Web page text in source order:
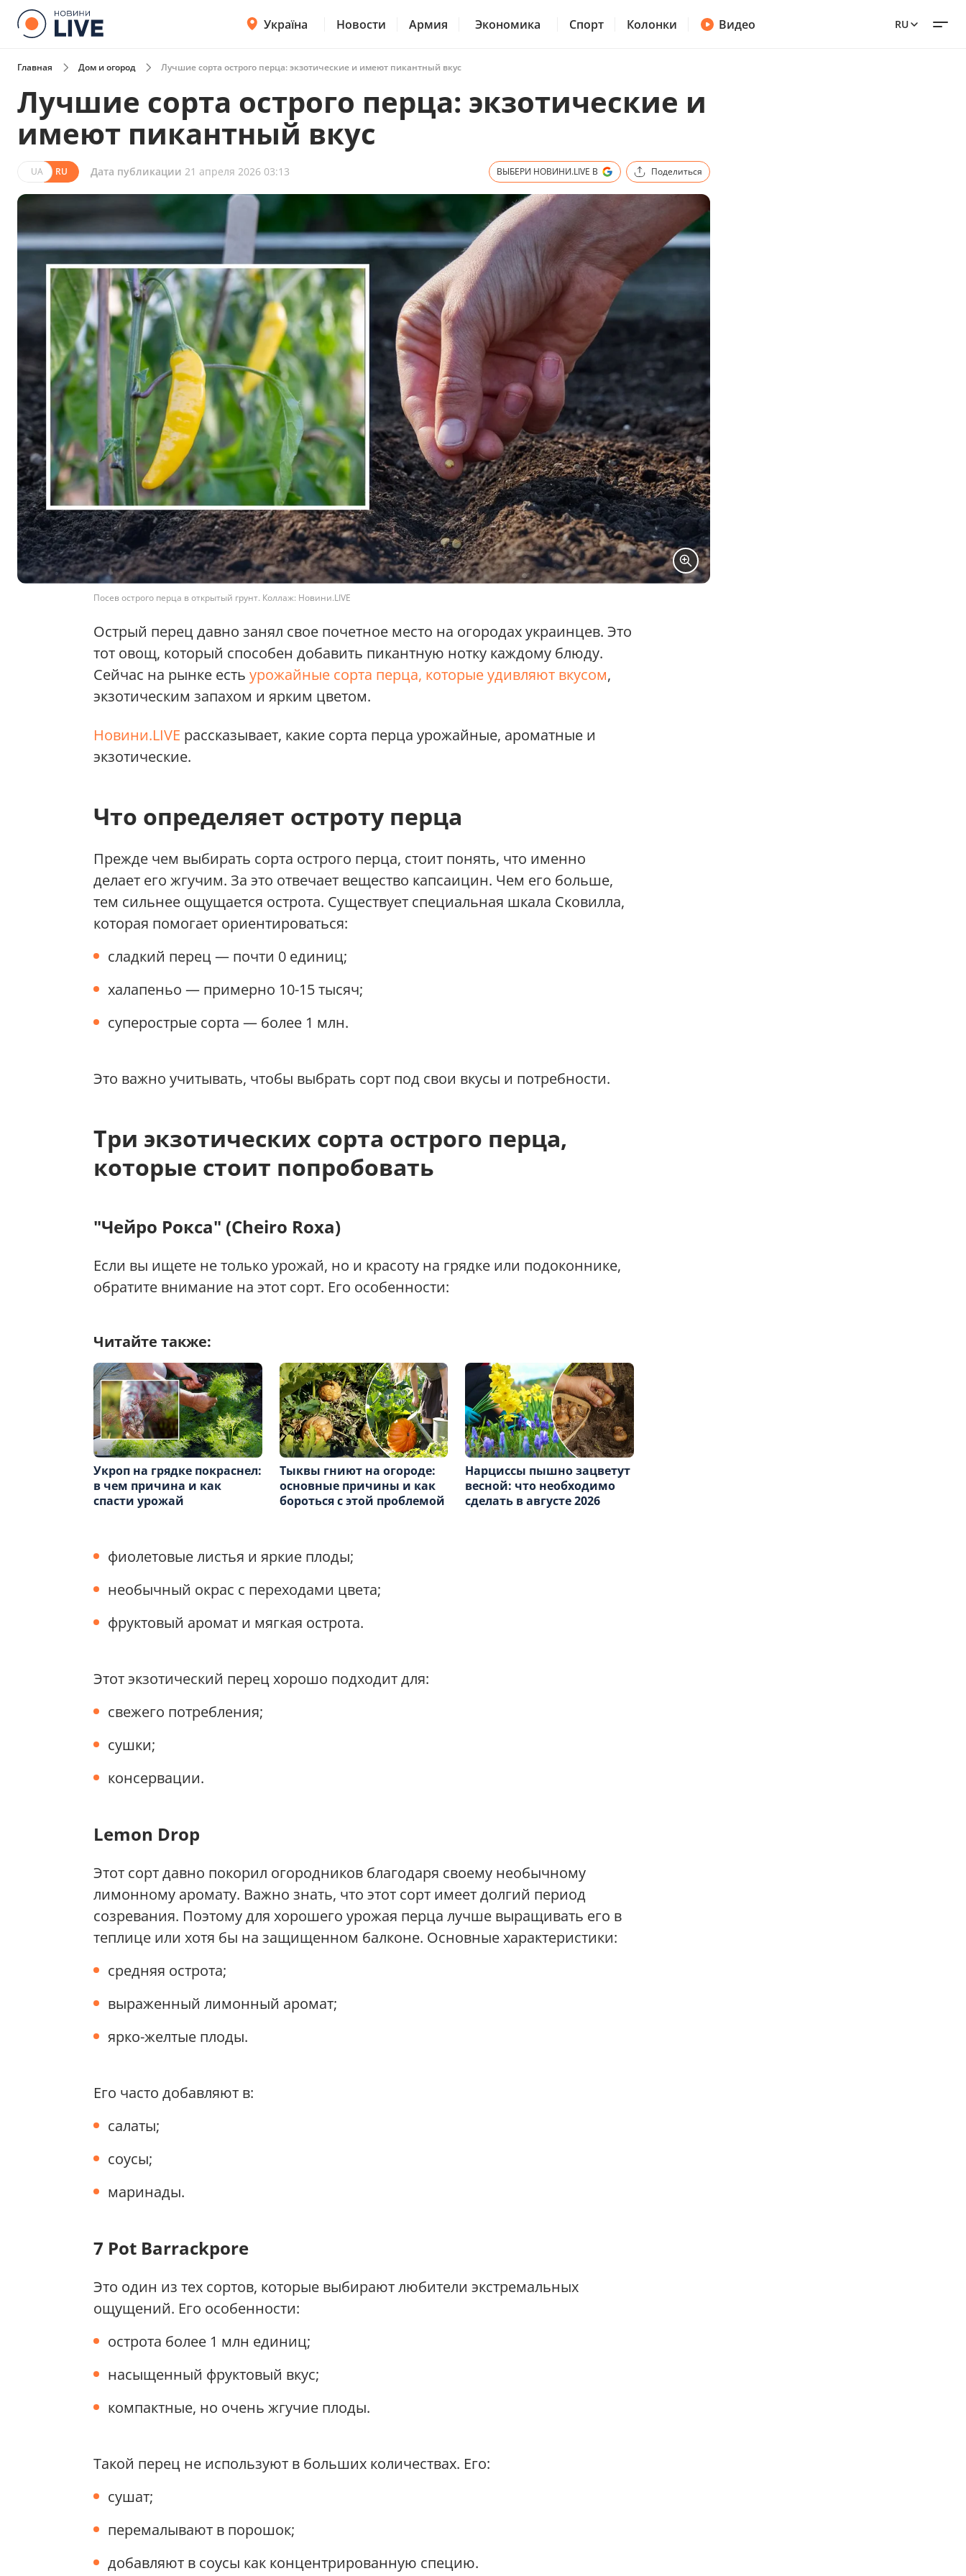
Україна Новости Армия Экономика Спорт Колонки Видео RU
Главная Дом и огород Лучшие сорта острого перца: экзотические и имеют пикантный вкус
Лучшие сорта острого перца: экзотические и
имеют пикантный вкус
UA RU Дата публикации 21 апреля 2026 03:13 ВЫБЕРИ НОВИНИ.LIVE В Поделиться
Посев острого перца в открытый грунт. Коллаж: Новини.LIVE
Острый перец давно занял свое почетное место на огородах украинцев. Это
тот овощ, который способен добавить пикантную нотку каждому блюду.
Сейчас на рынке есть урожайные сорта перца, которые удивляют вкусом,
экзотическим запахом и ярким цветом.
Новини.LIVE рассказывает, какие сорта перца урожайные, ароматные и
экзотические.
Что определяет остроту перца
Прежде чем выбирать сорта острого перца, стоит понять, что именно
делает его жгучим. За это отвечает вещество капсаицин. Чем его больше,
тем сильнее ощущается острота. Существует специальная шкала Сковилла,
которая помогает ориентироваться:
сладкий перец — почти 0 единиц;
халапеньо — примерно 10-15 тысяч;
суперострые сорта — более 1 млн.
Это важно учитывать, чтобы выбрать сорт под свои вкусы и потребности.
Три экзотических сорта острого перца,
которые стоит попробовать
"Чейро Рокса" (Cheiro Roxa)
Если вы ищете не только урожай, но и красоту на грядке или подоконнике,
обратите внимание на этот сорт. Его особенности:
Читайте также:
Укроп на грядке покраснел:
в чем причина и как
спасти урожай
Тыквы гниют на огороде:
основные причины и как
бороться с этой проблемой
Нарциссы пышно зацветут
весной: что необходимо
сделать в августе 2026
фиолетовые листья и яркие плоды;
необычный окрас с переходами цвета;
фруктовый аромат и мягкая острота.
Этот экзотический перец хорошо подходит для:
свежего потребления;
сушки;
консервации.
Lemon Drop
Этот сорт давно покорил огородников благодаря своему необычному
лимонному аромату. Важно знать, что этот сорт имеет долгий период
созревания. Поэтому для хорошего урожая перца лучше выращивать его в
теплице или хотя бы на защищенном балконе. Основные характеристики:
средняя острота;
выраженный лимонный аромат;
ярко-желтые плоды.
Его часто добавляют в:
салаты;
соусы;
маринады.
7 Pot Barrackpore
Это один из тех сортов, которые выбирают любители экстремальных
ощущений. Его особенности:
острота более 1 млн единиц;
насыщенный фруктовый вкус;
компактные, но очень жгучие плоды.
Такой перец не используют в больших количествах. Его:
сушат;
перемалывают в порошок;
добавляют в соусы как концентрированную специю.